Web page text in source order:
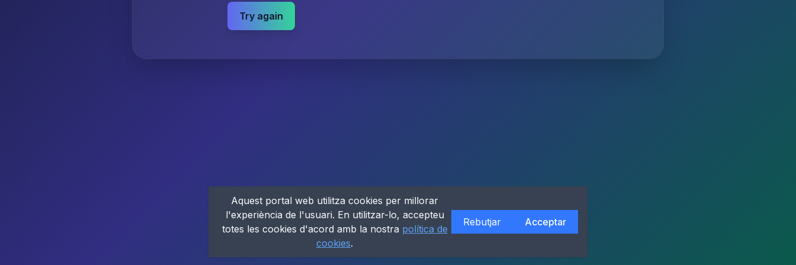
Try again
Aquest portal web utilitza cookies per millorar
l'experiència de l'usuari. En utilitzar-lo, accepteu
totes les cookies d'acord amb la nostra política de
cookies.
Rebutjar Acceptar